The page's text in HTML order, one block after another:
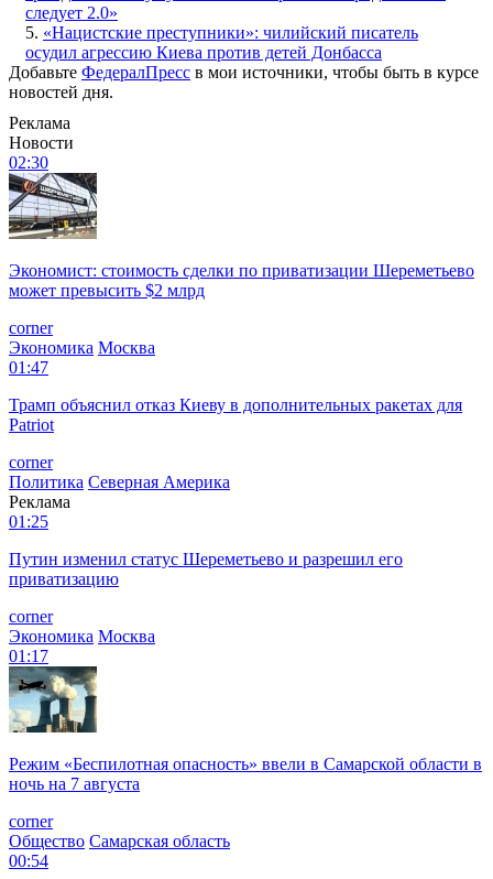
следует 2.0»
5. «Нацистские преступники»: чилийский писатель
осудил агрессию Киева против детей Донбасса
Добавьте ФедералПресс в мои источники, чтобы быть в курсе
новостей дня.
Реклама
Новости
02:30
Экономист: стоимость сделки по приватизации Шереметьево
может превысить $2 млрд
corner
Экономика Москва
01:47
Трамп объяснил отказ Киеву в дополнительных ракетах для
Patriot
corner
Политика Северная Америка
Реклама
01:25
Путин изменил статус Шереметьево и разрешил его
приватизацию
corner
Экономика Москва
01:17
Режим «Беспилотная опасность» ввели в Самарской области в
ночь на 7 августа
corner
Общество Самарская область
00:54